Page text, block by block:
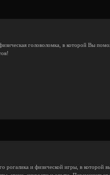
головоломка, в которой Вы
рогалика и физической игры, в которой